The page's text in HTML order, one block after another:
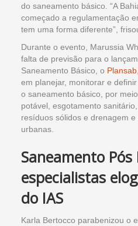
do saneamento básico. “A
começado a regulamentação
tem uma forma diferente”,
Durante o evento, Marussia
falta de previsão para o
Saneamento Básico, o Plansab
em planejar, monitorar e
o saneamento básico, por
potável, esgotamento
resíduos sólidos e drenagem
urbanas.
Saneamento
especialistas
do IAS
Karla Bertocco parabenizou o